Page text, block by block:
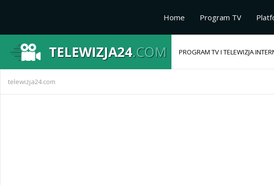
PROGRAM TV I TELEWIZJA
Home Program TV
telewizja24.com